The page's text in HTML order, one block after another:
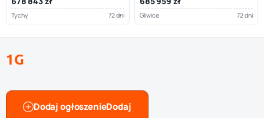
Tychy 72 dni Gliwice 72 dni
1G
Dodaj ogłoszenie